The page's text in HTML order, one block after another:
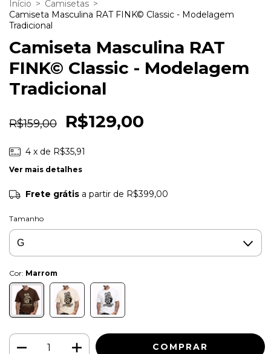
Início > Camisetas >
Camiseta Masculina RAT FINK© Classic - Modelagem
Tradicional
Camiseta Masculina RAT
FINK© Classic - Modelagem
Tradicional
R$159,00 R$129,00
4 x de R$35,91
Ver mais detalhes
Frete grátis a partir de R$399,00
Tamanho
Cor: Marrom